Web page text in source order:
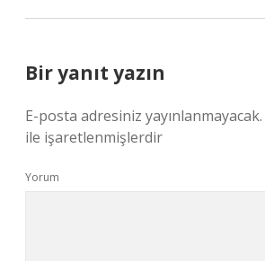
Bir yanıt yazın
E-posta adresiniz yayınlanmayacak.
ile işaretlenmişlerdir
Yorum